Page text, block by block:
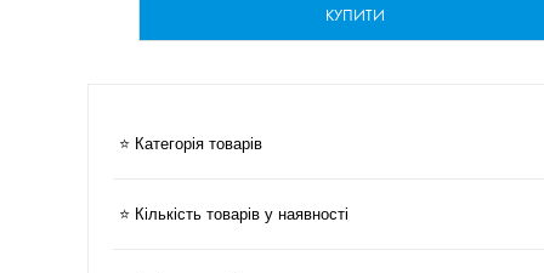
КУПИТИ
⭐ Категорія товарів
⭐ Кількість товарів у наявності